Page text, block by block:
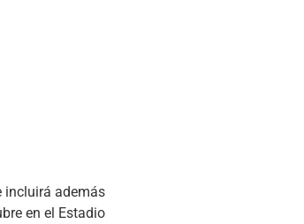
incluirá además
en el Estadio